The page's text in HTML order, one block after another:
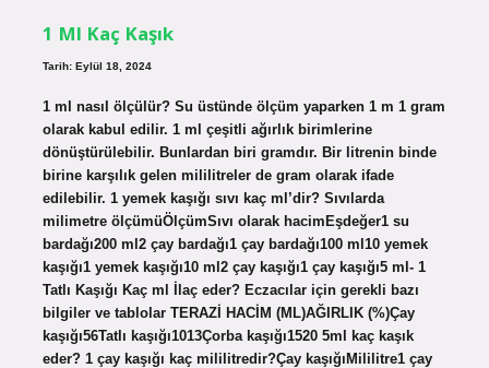
1 Ml Kaç Kaşık
Tarih: Eylül 18, 2024
1 ml nasıl ölçülür? Su üstünde ölçüm yaparken 1 m 1 gram
olarak kabul edilir. 1 ml çeşitli ağırlık birimlerine
dönüştürülebilir. Bunlardan biri gramdır. Bir litrenin binde
birine karşılık gelen mililitreler de gram olarak ifade
edilebilir. 1 yemek kaşığı sıvı kaç ml’dir? Sıvılarda
milimetre ölçümüÖlçümSıvı olarak hacimEşdeğer1 su
bardağı200 ml2 çay bardağı1 çay bardağı100 ml10 yemek
kaşığı1 yemek kaşığı10 ml2 çay kaşığı1 çay kaşığı5 ml- 1
Tatlı Kaşığı Kaç ml İlaç eder? Eczacılar için gerekli bazı
bilgiler ve tablolar TERAZİ HACİM (ML)AĞIRLIK (%)Çay
kaşığı56Tatlı kaşığı1013Çorba kaşığı1520 5ml kaç kaşık
eder? 1 çay kaşığı kaç mililitredir?Çay kaşığıMililitre1 çay